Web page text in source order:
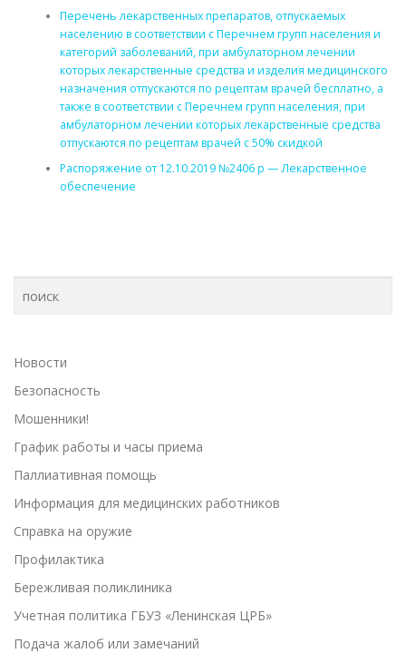
Перечень лекарственных препаратов, отпускаемых
населению в соответствии с Перечнем групп населения и
категорий заболеваний, при амбулаторном лечении
которых лекарственные средства и изделия медицинского
назначения отпускаются по рецептам врачей бесплатно, а
также в соответствии с Перечнем групп населения, при
амбулаторном лечении которых лекарственные средства
отпускаются по рецептам врачей с 50% скидкой
Распоряжение от 12.10.2019 №2406 р — Лекарственное
обеспечение
Новости
Безопасность
Мошенники!
График работы и часы приема
Паллиативная помощь
Информация для медицинских работников
Справка на оружие
Профилактика
Бережливая поликлиника
Учетная политика ГБУЗ «Ленинская ЦРБ»
Подача жалоб или замечаний